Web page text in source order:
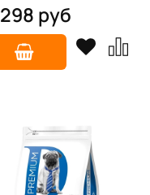
298 руб